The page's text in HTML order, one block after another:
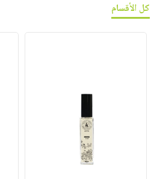
كل الأقسام